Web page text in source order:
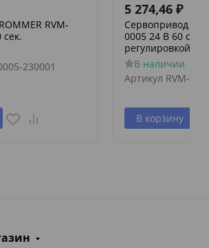
RVM-
230001
5 274,46 ₽
Сервопривод
0005 24 В 60
регулировкой по
В наличии
Артикул RVM-
В корзину